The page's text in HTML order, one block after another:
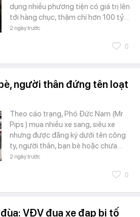
dụng nhiều phương tiện có giá trị lên
tới hàng chục, thậm chí hơn 100 tỷ…
2 ngày trước
0
người thân đứng tên loạt
Theo cáo trạng, Phó Đức Nam (Mr
Pips ) mua nhiều xe sang, siêu xe
nhưng được đăng ký dưới tên công
ty, người thân, bạn bè hoặc chưa…
2 ngày trước
0
VĐV đua xe đạp bị tố